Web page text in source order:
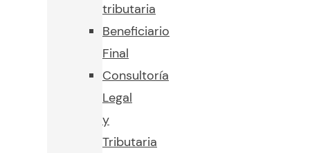
tributaria
Beneficiario
Final
Consultoría
Legal
y
Tributaria